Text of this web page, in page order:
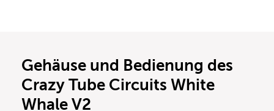
Gehäuse und Bedienung des
Crazy Tube Circuits White
Whale V2